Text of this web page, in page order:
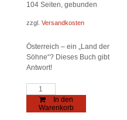
104 Seiten, gebunden
zzgl. Versandkosten
Österreich – ein „Land der
Söhne“? Dieses Buch gibt
Antwort!
Land
der
Söhne
Menge
In den
Warenkorb